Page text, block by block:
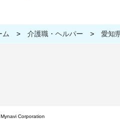
ム > 介護職・ヘルパー > 愛知
Corporation